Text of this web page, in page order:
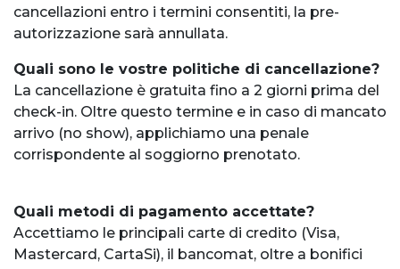
cancellazioni entro i termini consentiti, la pre-
autorizzazione sarà annullata.
Quali sono le vostre politiche di cancellazione?
La cancellazione è gratuita fino a 2 giorni prima del
check-in. Oltre questo termine e in caso di mancato
arrivo (no show), applichiamo una penale
corrispondente al soggiorno prenotato.
Quali metodi di pagamento accettate?
Accettiamo le principali carte di credito (Visa,
Mastercard, CartaSi), il bancomat, oltre a bonifici